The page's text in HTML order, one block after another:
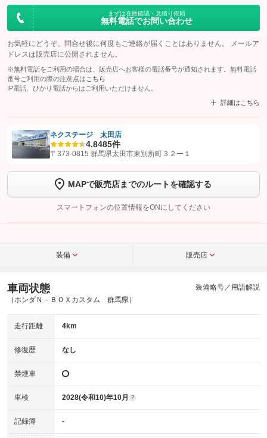
まずは在庫確認・見積り依頼
無料電話でお問い合わせ
お気軽にどうぞ。問合せ後に何度もご連絡が届くことはありません。 メールア
ドレスは販売店に公開されません。
※無料電話をご利用の場合は、販売店へお客様の電話番号が通知されます。無料電話
番号ご利用の際の注意点は こちら
IP電話、ひかり電話からはご利用いただけません。
詳細はこちら
【STEP1】認証画面でグーネットを友だち追加してから「許可する」ボタンを押
トーク画面で
ボタンをタップして問い合わせを
完了してください。
こちら
ネクステージ 太田店
4.8485件
〒373-0815 群馬県太田市東別所町３２ー１
MAPで販売店までのルートを確認する
スマートフォンの位置情報をONにしてください
装備 販売店
車両状態
（ホンダＮ－ＢＯＸカスタム 群馬県）
装備略号／用語解説
走行距離 4km
修復歴 なし
禁煙車
車検 2028(令和10)年10月 ?
記録簿 -